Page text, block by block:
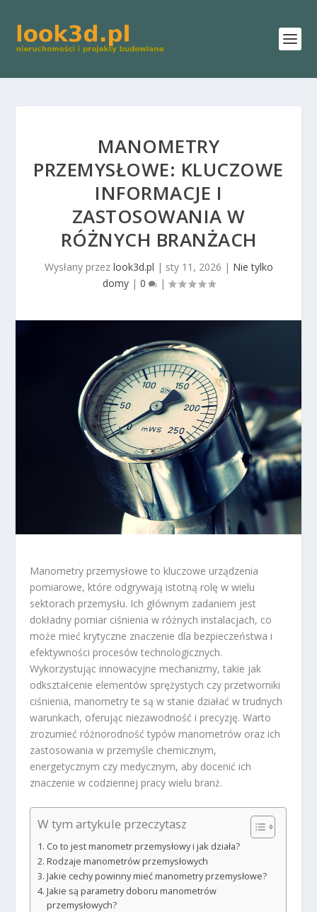
MANOMETRY
PRZEMYSŁOWE: KLUCZOWE
INFORMACJE I
ZASTOSOWANIA W
RÓŻNYCH BRANŻACH
Wysłany przez look3d.pl | sty 11, 2026 | Nie tylko
domy| 0 |
Manometry przemysłowe to kluczowe urządzenia
pomiarowe, które odgrywają istotną rolę w wielu
sektorach przemysłu. Ich głównym zadaniem jest
dokładny pomiar ciśnienia w różnych instalacjach, co
może mieć krytyczne znaczenie dla bezpieczeństwa i
efektywności procesów technologicznych.
Wykorzystując innowacyjne mechanizmy, takie jak
odkształcenie elementów sprężystych czy przetworniki
ciśnienia, manometry te są w stanie działać w trudnych
warunkach, oferując niezawodność i precyzję. Warto
zrozumieć różnorodność typów manometrów oraz ich
zastosowania w przemyśle chemicznym,
energetycznym czy medycznym, aby docenić ich
znaczenie w codziennej pracy wielu branż.
W tym artykule przeczytasz
Co to jest manometr przemysłowy i jak działa?
Rodzaje manometrów przemysłowych
Jakie cechy powinny mieć manometry przemysłowe?
Jakie są parametry doboru manometrów
przemysłowych?